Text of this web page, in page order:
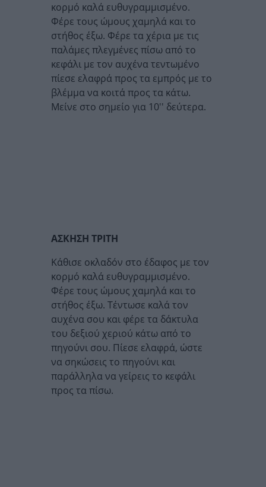
κορμό καλά ευθυγραμμισμένο.
Φέρε τους ώμους χαμηλά και το
στήθος έξω. Φέρε τα χέρια με τις
παλάμες πλεγμένες πίσω από το
κεφάλι με τον αυχένα τεντωμένο
πίεσε ελαφρά προς τα εμπρός με το
βλέμμα να κοιτά προς τα κάτω.
Μείνε στο σημείο για 10'' δεύτερα.
ΑΣΚΗΣΗ ΤΡΙΤΗ
Κάθισε οκλαδόν στο έδαφος με τον
κορμό καλά ευθυγραμμισμένο.
Φέρε τους ώμους χαμηλά και το
στήθος έξω. Τέντωσε καλά τον
αυχένα σου και φέρε τα δάκτυλα
του δεξιού χεριού κάτω από το
πηγούνι σου. Πίεσε ελαφρά, ώστε
να σηκώσεις το πηγούνι και
παράλληλα να γείρεις το κεφάλι
προς τα πίσω.